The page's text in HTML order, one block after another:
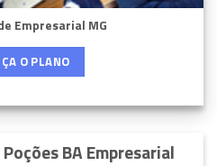
Empresarial MG
O PLANO
BA Empresarial